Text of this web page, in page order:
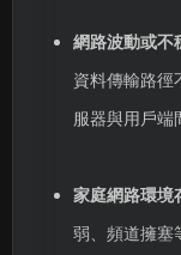
網路波動或不
資料傳輸路徑
服器與用戶端
家庭網路環境
弱、頻道擁塞